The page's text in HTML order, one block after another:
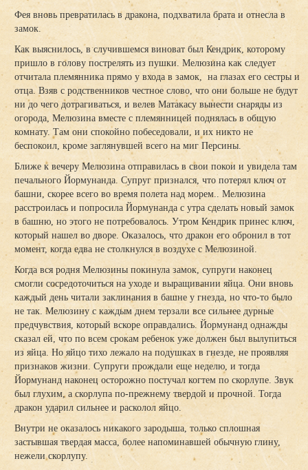
Фея вновь превратилась в дракона, подхватила брата и отнесла в
замок.
Как выяснилось, в случившемся виноват был Кендрик, которому
пришло в голову пострелять из пушки. Мелюзина как следует
отчитала племянника прямо у входа в замок, на глазах его сестры и
отца. Взяв с родственников честное слово, что они больше не будут
ни до чего дотрагиваться, и велев Матакасу вынести снаряды из
огорода, Мелюзина вместе с племянницей поднялась в общую
комнату. Там они спокойно побеседовали, и их никто не
беспокоил, кроме заглянувшей всего на миг Персины.
Ближе к вечеру Мелюзина отправилась в свои покои и увидела там
печального Йормунанда. Супруг признался, что потерял ключ от
башни, скорее всего во время полета над морем.. Мелюзина
расстроилась и попросила Йормунанда с утра сделать новый замок
в башню, но этого не потребовалось. Утром Кендрик принес ключ,
который нашел во дворе. Оказалось, что дракон его обронил в тот
момент, когда едва не столкнулся в воздухе с Мелюзиной.
Когда вся родня Мелюзины покинула замок, супруги наконец
смогли сосредоточиться на уходе и выращивании яйца. Они вновь
каждый день читали заклинания в башне у гнезда, но что-то было
не так. Мелюзину с каждым днем терзали все сильнее дурные
предчувствия, который вскоре оправдались. Йормунанд однажды
сказал ей, что по всем срокам ребенок уже должен был вылупиться
из яйца. Но яйцо тихо лежало на подушках в гнезде, не проявляя
признаков жизни. Супруги прождали еще неделю, и тогда
Йормунанд наконец осторожно постучал когтем по скорлупе. Звук
был глухим, а скорлупа по-прежнему твердой и прочной. Тогда
дракон ударил сильнее и расколол яйцо.
Внутри не оказалось никакого зародыша, только сплошная
застывшая твердая масса, более напоминавшей обычную глину,
нежели скорлупу.